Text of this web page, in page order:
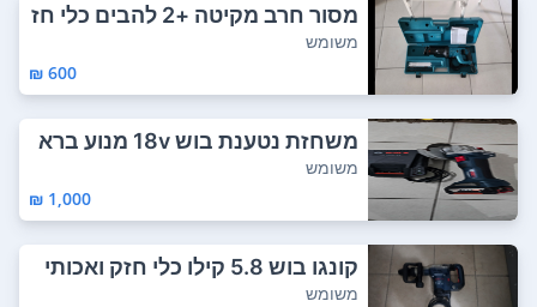
מסור חרב מקיטה +2 להבים כלי חז
ק מגיע בת...
משומש
600 ₪
משחזת נטענת בוש 18v מנוע ברא
שלס+סוללה ו...
משומש
1,000 ₪
קונגו בוש 5.8 קילו כלי חזק ואכותי
ארץ יי...
משומש